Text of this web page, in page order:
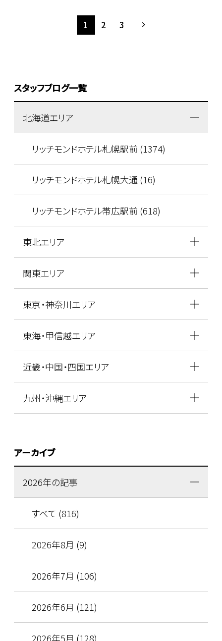
1 2 3
スタッフブログ一覧
北海道エリア
リッチモンドホテル札幌駅前 (1374)
リッチモンドホテル札幌大通 (16)
リッチモンドホテル帯広駅前 (618)
東北エリア
関東エリア
東京・神奈川エリア
東海・甲信越エリア
近畿・中国・四国エリア
九州・沖縄エリア
アーカイブ
2026年の記事
すべて (816)
2026年8月 (9)
2026年7月 (106)
2026年6月 (121)
2026年5月 (128)